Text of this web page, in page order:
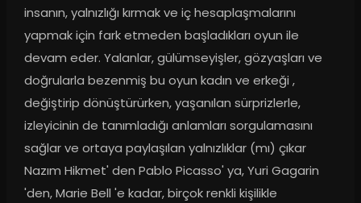
insanın, yalnızlığı kırmak ve iç hesaplaşmalarını
yapmak için fark etmeden başladıkları oyun ile
devam eder. Yalanlar, gülümseyişler, gözyaşları ve
doğrularla bezenmiş bu oyun kadın ve erkeği ,
değiştirip dönüştürürken, yaşanılan sürprizlerle,
izleyicinin de tanımladığı anlamları sorgulamasını
sağlar ve ortaya paylaşılan yalnızlıklar (mı) çıkar
Nazım Hikmet' den Pablo Picasso' ya, Yuri Gagarin
'den, Marie Bell 'e kadar, birçok renkli kişilikle